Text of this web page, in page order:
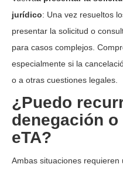
jurídico: Una vez resueltos
presentar la solicitud o
para casos complejos.
especialmente si la
o a otras cuestiones legales.
¿Puedo
denegación
eTA?
Ambas situaciones